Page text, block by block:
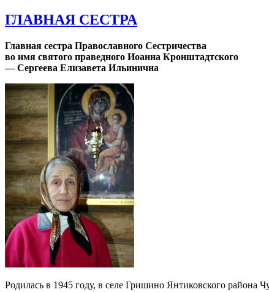
ГЛАВНАЯ СЕСТРА
Главная сестра Православного Сестричества
во имя святого праведного Иоанна Кронштадтского
— Сергеева Елизавета Ильинична
Родилась в 1945 году, в селе Гришино Янтиковского района